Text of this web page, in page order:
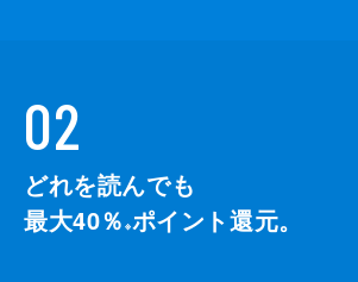
02
どれを読んでも
最大40％ ※ポイント還元。